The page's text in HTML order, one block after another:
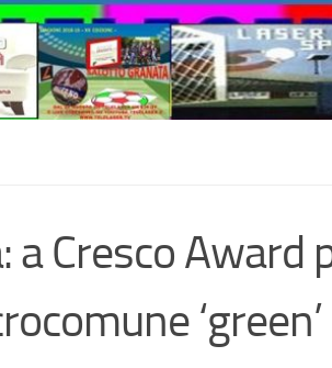
a Cresco Award
‘green’